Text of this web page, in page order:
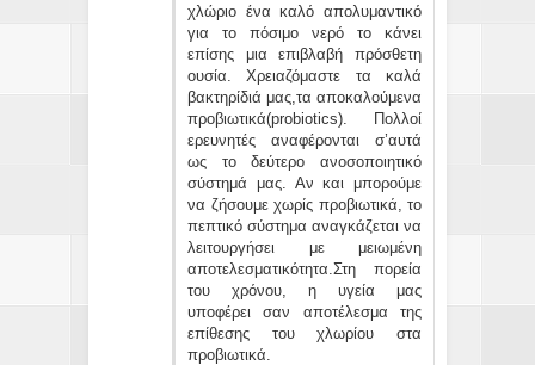
χλώριο ένα καλό απολυμαντικό
για το πόσιμο νερό το κάνει
επίσης μια επιβλαβή πρόσθετη
ουσία. Χρειαζόμαστε τα καλά
βακτηρίδιά μας,τα αποκαλούμενα
προβιωτικά(probiotics). Πολλοί
ερευνητές αναφέρονται σ’αυτά
ως το δεύτερο ανοσοποιητικό
σύστημά μας. Αν και μπορούμε
να ζήσουμε χωρίς προβιωτικά, το
πεπτικό σύστημα αναγκάζεται να
λειτουργήσει με μειωμένη
αποτελεσματικότητα.Στη πορεία
του χρόνου, η υγεία μας
υποφέρει σαν αποτέλεσμα της
επίθεσης του χλωρίου στα
προβιωτικά.